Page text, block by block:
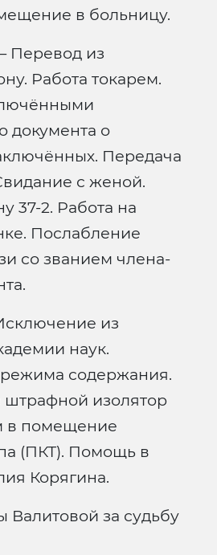
в больницу.
Перевод из
Работа токарем.
документа о
Передача
с женой.
37-2. Работа на
Послабление
со званием члена-
из
наук.
содержания.
изолятор
в помещение
(ПКТ). Помощь в
Корягина.
за судьбу